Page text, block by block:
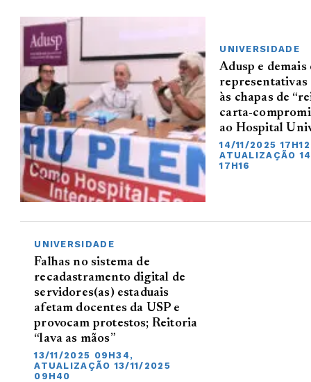
UNIVERSIDADE
Adusp e demais
representativas
às chapas de
carta-
ao Hospital
14/11/2025
ATUALIZAÇÃO
17H16
UNIVERSIDADE
Falhas no sistema de
recadastramento digital de
servidores(as) estaduais
afetam docentes da USP e
provocam protestos; Reitoria
“lava as mãos”
13/11/2025 09H34,
ATUALIZAÇÃO 13/11/2025
09H40